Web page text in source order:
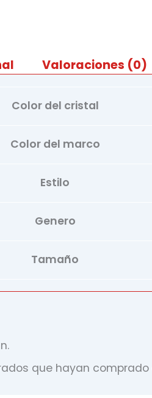
Valoraciones (0)
Color del cristal
Color del marco
Estilo
Genero
Tamaño
que hayan